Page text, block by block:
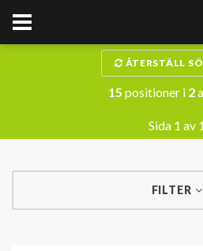
ÅTERSTÄLL
15 positioner i 2
Sida 1 av 1
FILTER